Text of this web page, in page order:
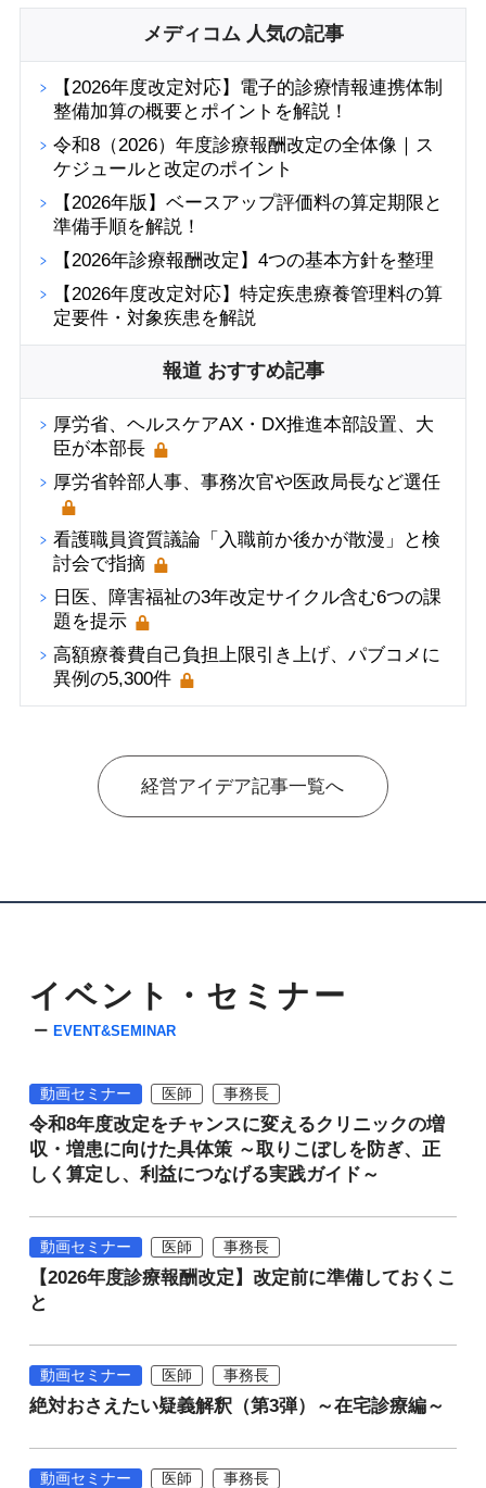
メディコム 人気の記事
【2026年度改定対応】電子的診療情報連携体制
整備加算の概要とポイントを解説！
令和8（2026）年度診療報酬改定の全体像｜ス
ケジュールと改定のポイント
【2026年版】ベースアップ評価料の算定期限と
準備手順を解説！
【2026年診療報酬改定】4つの基本方針を整理
【2026年度改定対応】特定疾患療養管理料の算
定要件・対象疾患を解説
報道 おすすめ記事
厚労省、ヘルスケアAX・DX推進本部設置、大
臣が本部長
厚労省幹部人事、事務次官や医政局長など選任
看護職員資質議論「入職前か後かが散漫」と検
討会で指摘
日医、障害福祉の3年改定サイクル含む6つの課
題を提示
高額療養費自己負担上限引き上げ、パブコメに
異例の5,300件
経営アイデア記事一覧へ
イベント・セミナー
EVENT&SEMINAR
動画セミナー 医師 事務長
令和8年度改定をチャンスに変えるクリニックの増
収・増患に向けた具体策 ～取りこぼしを防ぎ、正
しく算定し、利益につなげる実践ガイド～
動画セミナー 医師 事務長
【2026年度診療報酬改定】改定前に準備しておくこ
と
動画セミナー 医師 事務長
絶対おさえたい疑義解釈（第3弾）～在宅診療編～
動画セミナー 医師 事務長